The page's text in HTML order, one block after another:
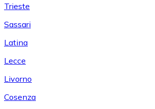
Trieste
Sassari
Latina
Lecce
Livorno
Cosenza